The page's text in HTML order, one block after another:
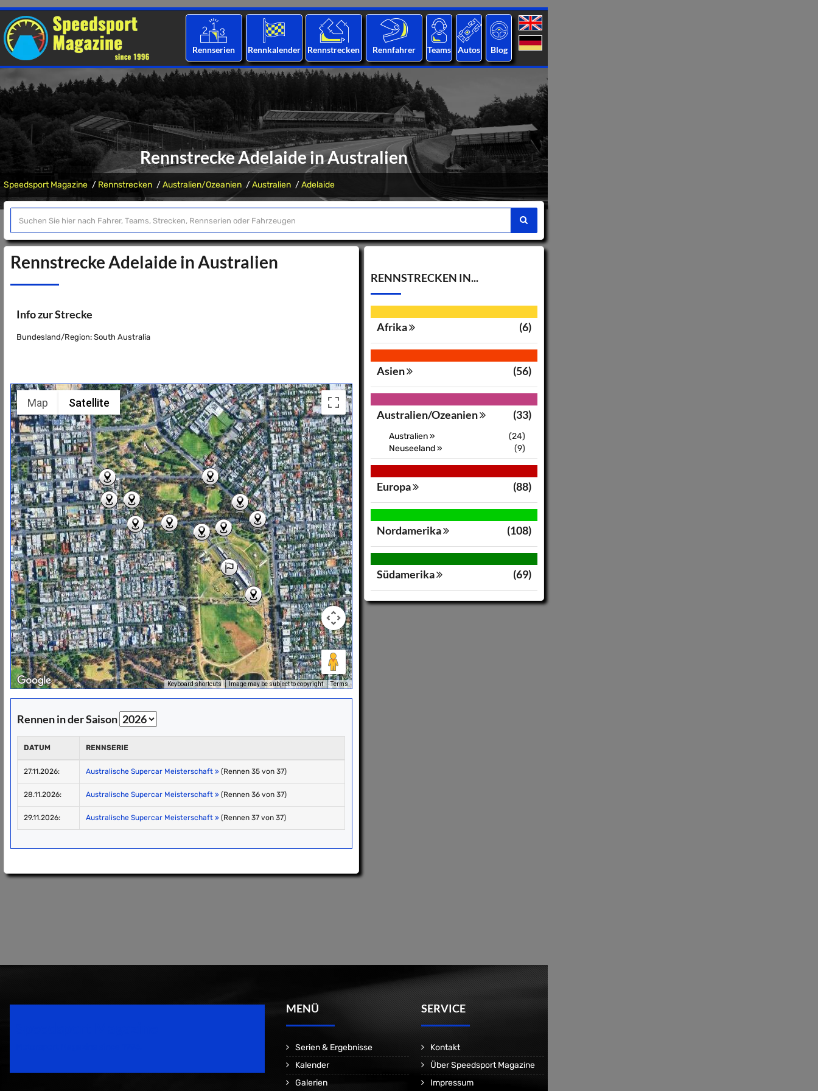
Rennserien Rennkalender Rennstrecken Rennfahrer Teams Autos Blog
Rennstrecke Adelaide in Australien
Speedsport Magazine Rennstrecken Australien/Ozeanien Australien Adelaide
Rennstrecke Adelaide in Australien
Info zur Strecke
Bundesland/Region: South Australia
Map Satellite
Keyboard shortcuts Image may be subject to copyright Terms
Rennen in der Saison
DATUM RENNSERIE
27.11.2026: Australische Supercar Meisterschaft (Rennen 35 von 37)
28.11.2026: Australische Supercar Meisterschaft (Rennen 36 von 37)
29.11.2026: Australische Supercar Meisterschaft (Rennen 37 von 37)
RENNSTRECKEN IN...
Afrika (6)
Asien (56)
Australien/Ozeanien (33)
Australien »
(24)
Neuseeland »
(9)
Europa (88)
Nordamerika (108)
Südamerika (69)
MENÜ
Serien & Ergebnisse
Kalender
Galerien
SERVICE
Kontakt
Über Speedsport Magazine
Impressum